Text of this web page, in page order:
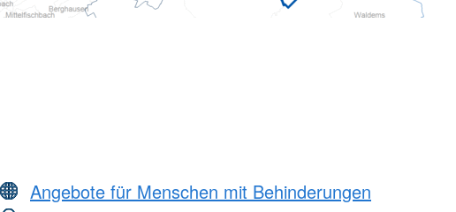
Angebote für Menschen mit Behinderungen